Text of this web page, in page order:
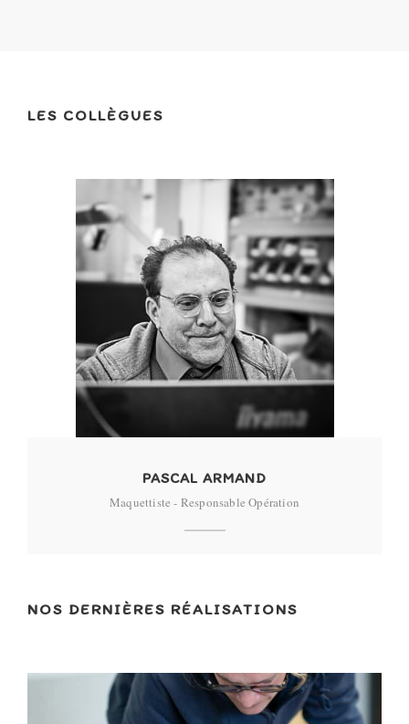
LES COLLÈGUES
PASCAL ARMAND
Maquettiste - Responsable Opération
NOS DERNIÈRES RÉALISATIONS